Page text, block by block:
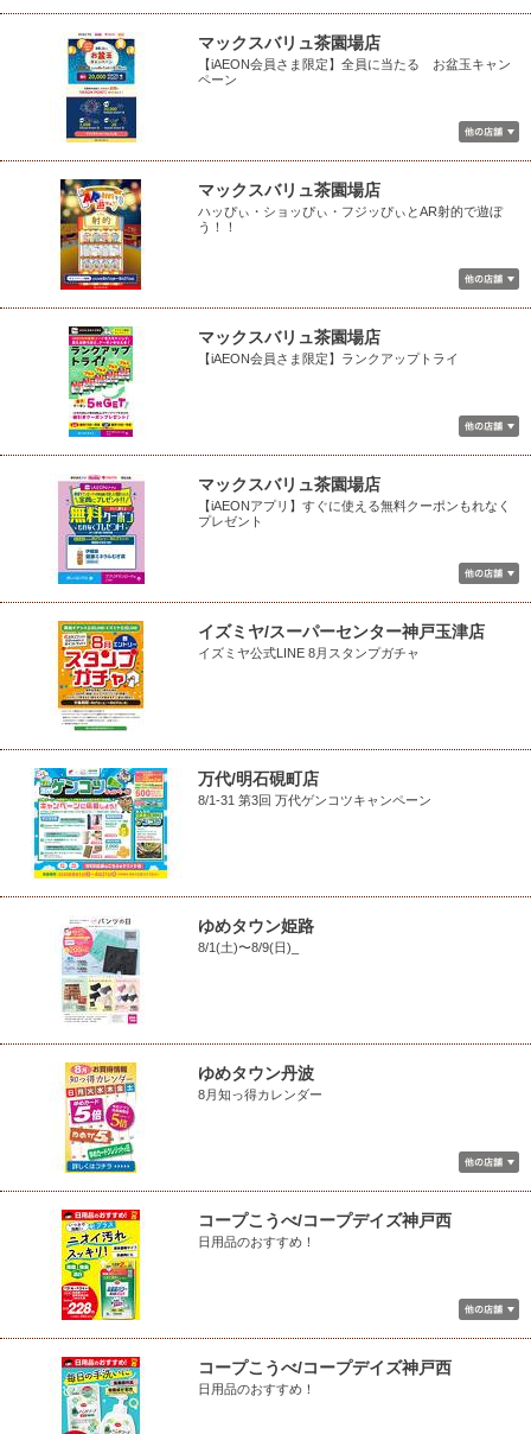
マックスバリュ茶園場店
【iAEON会員さま限定】全員に当たる お盆玉キャン
ペーン
マックスバリュ茶園場店
ハッぴぃ・ショッぴぃ・フジッぴぃとAR射的で遊ぼ
う！！
マックスバリュ茶園場店
【iAEON会員さま限定】ランクアップトライ
マックスバリュ茶園場店
【iAEONアプリ】すぐに使える無料クーポンもれなく
プレゼント
イズミヤ/スーパーセンター神戸玉津店
イズミヤ公式LINE 8月スタンプガチャ
万代/明石硯町店
8/1-31 第3回 万代ゲンコツキャンペーン
ゆめタウン姫路
8/1(土)〜8/9(日)_
ゆめタウン丹波
8月知っ得カレンダー
コープこうべ/コープデイズ神戸西
日用品のおすすめ！
コープこうべ/コープデイズ神戸西
日用品のおすすめ！